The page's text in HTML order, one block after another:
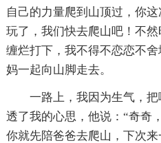
自己的力量爬到山顶过，你
玩了，我们快去爬山吧！不
缠烂打下，我不得不恋恋不
妈一起向山脚走去。
一路上，我因为生气，
透了我的心思，他说：“奇奇
你就先陪爸爸去爬山，下次